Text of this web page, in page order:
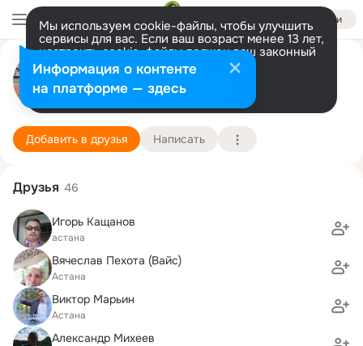
Войти
Мы используем cookie-файлы, чтобы улучшить
сервисы для вас. Если ваш возраст менее 13 лет,
настроить cookie-файлы должен ваш законный
представитель. Больше информации
Разрешить все Настроить
Сергей Зобков
Bremen 12 мая (55 лет)
Подробнее
Добавить в друзья Написать
Друзья 46
Игорь Кащанов
астана
Вячеслав Пехота (Вайс)
Астана
Виктор Марьин
Астана
Александр Михеев
Информация о контенте
на платформе — здесь